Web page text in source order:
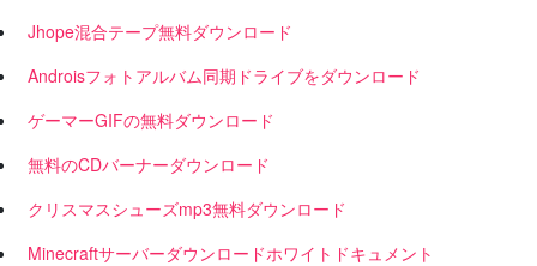
Jhope混合テープ無料ダウンロード
Androisフォトアルバム同期ドライブをダウンロード
ゲーマーGIFの無料ダウンロード
無料のCDバーナーダウンロード
クリスマスシューズmp3無料ダウンロード
Minecraftサーバーダウンロードホワイトドキュメント